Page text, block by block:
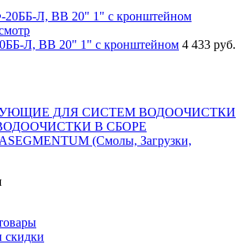
Л, ВВ 20" 1" с кронштейном 4 433 руб.
ДЛЯ СИСТЕМ ВОДООЧИСТКИ
В СБОРЕ
(Смолы, Загрузки,
скидки